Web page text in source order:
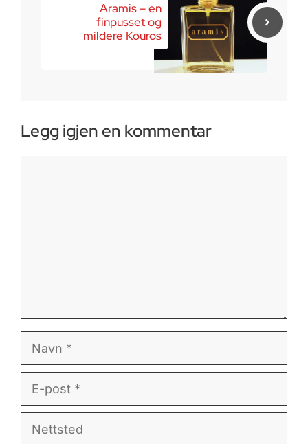
Aramis – en
finpusset og
mildere Kouros
Legg igjen en kommentar
Navn
E-
post
Nettsted